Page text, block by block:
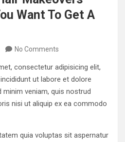
Want To Get A
No Comments
consectetur adipisicing elit,
ut labore et dolore
minim veniam, quis nostrud
nisi ut aliquip ex ea commodo
quia voluptas sit aspernatur